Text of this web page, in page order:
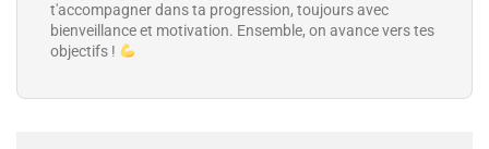
t'accompagner dans ta progression, toujours avec
bienveillance et motivation. Ensemble, on avance vers tes
objectifs !